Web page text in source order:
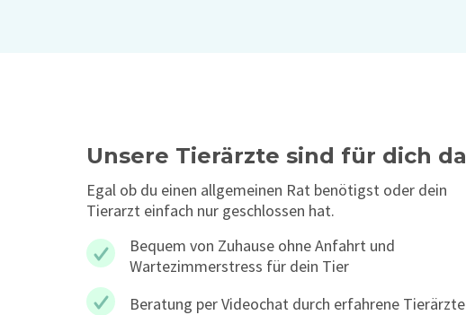
Unsere Tierärzte sind für dich da
Egal ob du einen allgemeinen Rat benötigst oder dein
Tierarzt einfach nur geschlossen hat.
Bequem von Zuhause ohne Anfahrt und
Wartezimmerstress für dein Tier
Beratung per Videochat durch erfahrene Tierärzte